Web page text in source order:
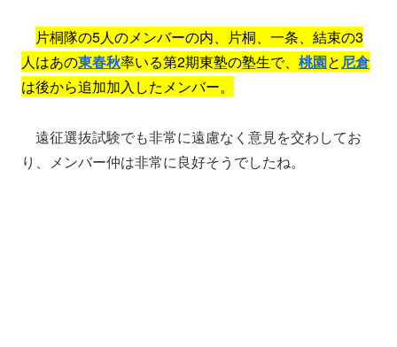
片桐隊の5人のメンバーの内、片桐、一条、結束の3
人はあの東春秋率いる第2期東塾の塾生で、 桃園と尼倉
は後から追加加入したメンバー。
遠征選抜試験でも非常に遠慮なく意見を交わしてお
り、メンバー仲は非常に良好そうでしたね。